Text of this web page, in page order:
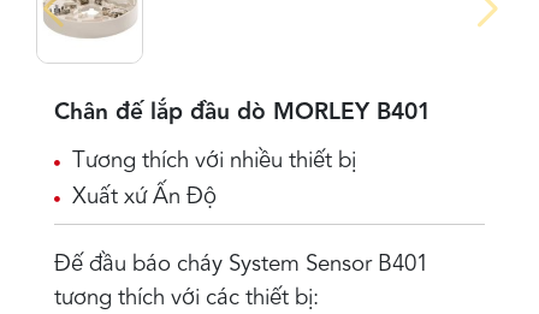
Chân đế lắp đầu dò MORLEY B401
Tương thích với nhiều thiết bị
Xuất xứ Ấn Độ
Đế đầu báo cháy System Sensor B401
tương thích với các thiết bị: